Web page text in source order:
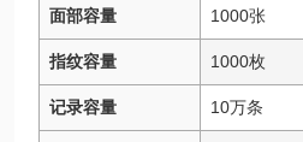
面部容量 1000张
指纹容量 1000枚
记录容量 10万条